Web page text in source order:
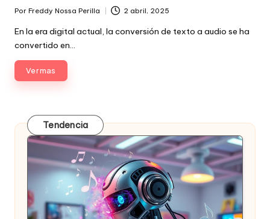
Publicado
por
Por Freddy Nossa Perilla 2 abril, 2025
En la era digital actual, la conversión de texto a audio se ha
convertido en…
Ver mas
Tendencia